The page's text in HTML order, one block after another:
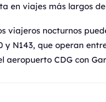
en viajes más largos
viajeros nocturnos
y N143, que operan
CDG con